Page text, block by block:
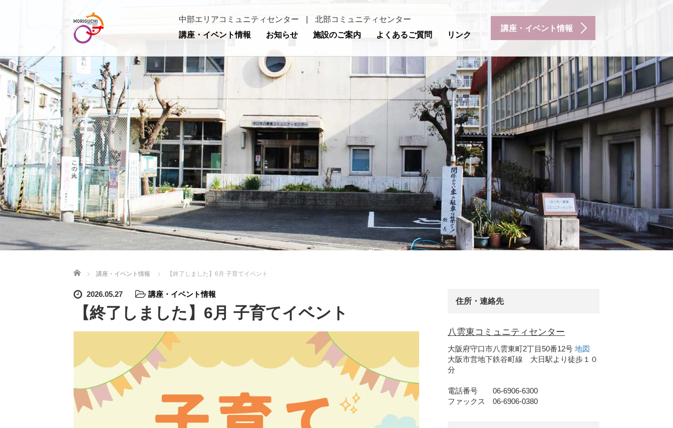
中部エリアコミュニティセンター
北部コミュニティセンター
講座・イベント情報
お知らせ 施設のご案内 よくあるご質問 リンク
講座・イベント情報
ホーム 講座・イベント情報 【終了しました】6月 子育てイベント
2026.05.27 講座・イベント情報
【終了しました】6月 子育てイベント
住所・連絡先
八雲東コミュニティセンター
大阪府守口市八雲東町2丁目50番12号 地図
大阪市営地下鉄谷町線 大日駅より徒歩１０
分
電話番号 06-6906-6300
ファックス 06-6906-0380